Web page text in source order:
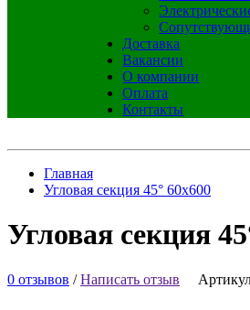
Доставка
Вакансии
О компании
Оплата
Контакты
Главная
Угловая секция 45° 60x600
Угловая секция
0 отзывов /Написать отзыв